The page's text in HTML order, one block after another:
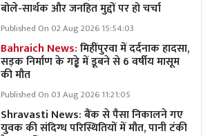
बोले-सार्थक और जनहित मुद्दों पर हो चर्चा
Published On 02 Aug 2026 15:54:03
Bahraich News:मिहींपुरवा में दर्दनाक हादसा,
सड़क निर्माण के गड्ढे में डूबने से 6 वर्षीय मासूम
की मौत
Published On 03 Aug 2026 11:21:05
Shravasti News: बैंक से पैसा निकालने गए
युवक की संदिग्ध परिस्थितियों में मौत, पानी टंकी